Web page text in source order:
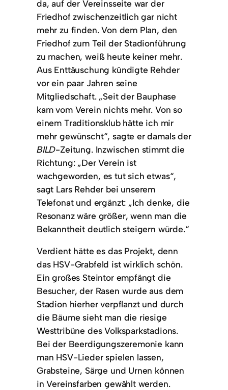
da, auf der Vereinsseite war der
Friedhof zwischenzeitlich gar nicht
mehr zu finden. Von dem Plan, den
Friedhof zum Teil der Stadionführung
zu machen, weiß heute keiner mehr.
Aus Enttäuschung kündigte Rehder
vor ein paar Jahren seine
Mitgliedschaft. „Seit der Bauphase
kam vom Verein nichts mehr. Von so
einem Traditionsklub hätte ich mir
mehr gewünscht“, sagte er damals der
BILD-Zeitung. Inzwischen stimmt die
Richtung: „Der Verein ist
wachgeworden, es tut sich etwas“,
sagt Lars Rehder bei unserem
Telefonat und ergänzt: „Ich denke, die
Resonanz wäre größer, wenn man die
Bekanntheit deutlich steigern würde.“
Verdient hätte es das Projekt, denn
das HSV-Grabfeld ist wirklich schön.
Ein großes Steintor empfängt die
Besucher, der Rasen wurde aus dem
Stadion hierher verpflanzt und durch
die Bäume sieht man die riesige
Westtribüne des Volksparkstadions.
Bei der Beerdigungszeremonie kann
man HSV-Lieder spielen lassen,
Grabsteine, Särge und Urnen können
in Vereinsfarben gewählt werden.